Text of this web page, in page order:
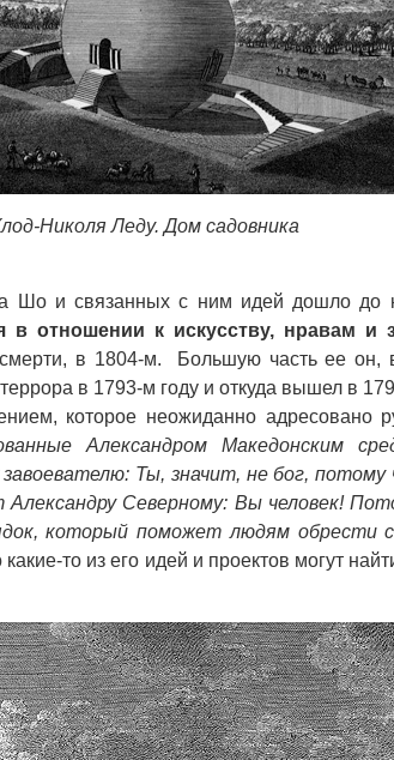
Николя Леду. Дом садовника
и связанных с ним идей дошло до
в отношении к искусству, нравам и
в 1804-м. Большую часть ее он,
в 1793-м году и откуда вышел в
которое неожиданно адресовано
Александром Македонским
Ты, значит, не бог, потому
Северному: Вы человек!
который поможет людям обрести
то из его идей и проектов могут